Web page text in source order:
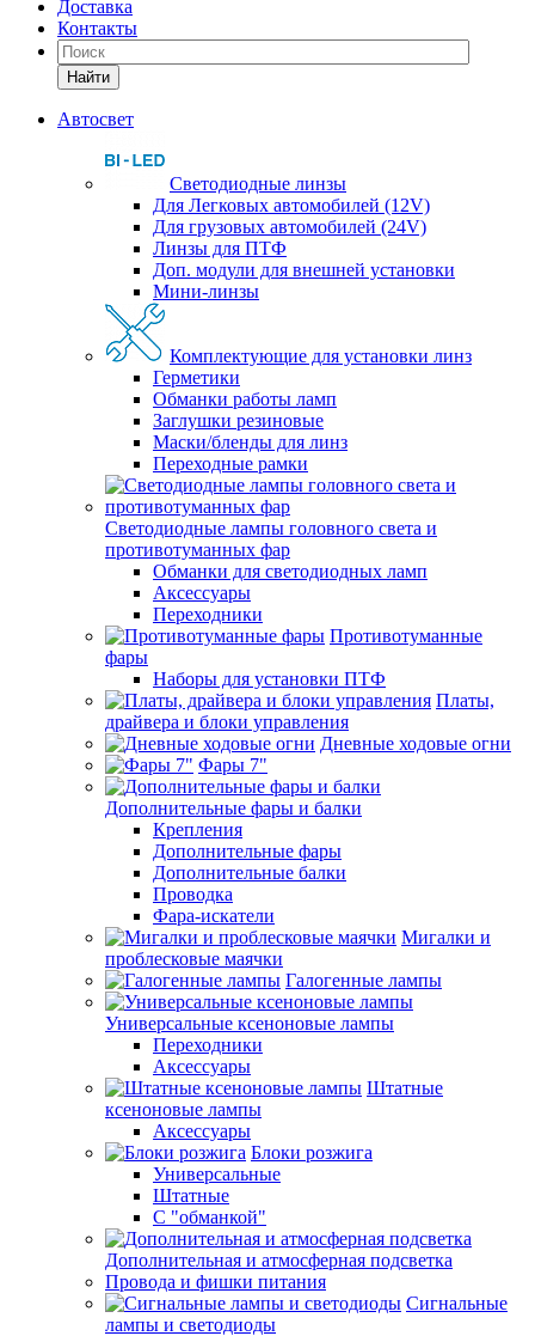
Доставка
Контакты
Найти
Автосвет
Светодиодные линзы
Для Легковых автомобилей (12V)
Для грузовых автомобилей (24V)
Линзы для ПТФ
Доп. модули для внешней установки
Мини-линзы
Комплектующие для установки линз
Герметики
Обманки работы ламп
Заглушки резиновые
Маски/бленды для линз
Переходные рамки
Светодиодные лампы головного света и
противотуманных фар
Обманки для светодиодных ламп
Аксессуары
Переходники
Противотуманные
фары
Наборы для установки ПТФ
Платы,
драйвера и блоки управления
Дневные ходовые огни
Фары 7"
Дополнительные фары и балки
Крепления
Дополнительные фары
Дополнительные балки
Проводка
Фара-искатели
Мигалки и
проблесковые маячки
Галогенные лампы
Универсальные ксеноновые лампы
Переходники
Аксессуары
Штатные
ксеноновые лампы
Аксессуары
Блоки розжига
Универсальные
Штатные
С "обманкой"
Дополнительная и атмосферная подсветка
Провода и фишки питания
Cигнальные
лампы и светодиоды